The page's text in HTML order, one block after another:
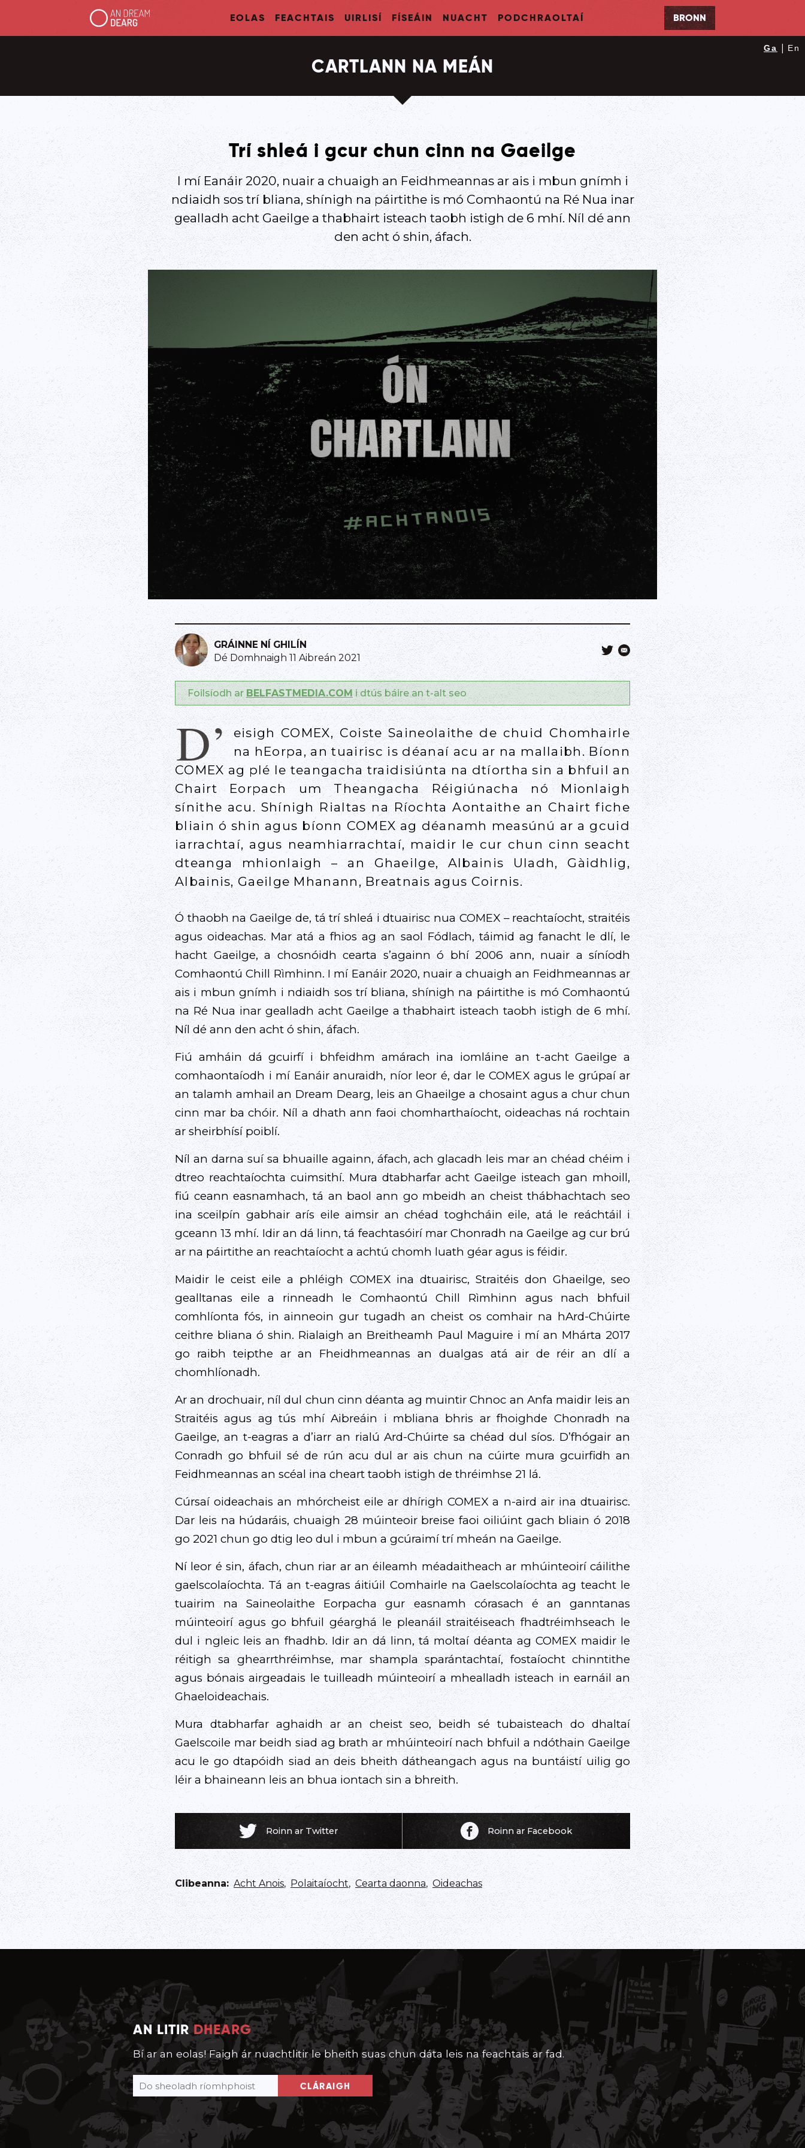
EOLAS FEACHTAIS UIRLISÍ FÍSEÁIN NUACHT PODCHRAOLTAÍ BRONN
CARTLANN NA MEÁN
Trí shleá i gcur chun cinn na Gaeilge
I mí Eanáir 2020, nuair a chuaigh an Feidhmeannas ar ais i mbun gnímh i
ndiaidh sos trí bliana, shínigh na páirtithe is mó Comhaontú na Ré Nua inar
gealladh acht Gaeilge a thabhairt isteach taobh istigh de 6 mhí. Níl dé ann
den acht ó shin, áfach.
GRÁINNE NÍ GHILÍN
Dé Domhnaigh 11 Aibreán 2021
Foilsíodh ar BELFASTMEDIA.COM i dtús báire an t-alt seo
D’
eisigh COMEX, Coiste Saineolaithe de chuid Chomhairle
na hEorpa, an tuairisc is déanaí acu ar na mallaibh. Bíonn
COMEX ag plé le teangacha traidisiúnta na dtíortha sin a bhfuil an
Chairt Eorpach um Theangacha Réigiúnacha nó Mionlaigh
sínithe acu. Shínigh Rialtas na Ríochta Aontaithe an Chairt fiche
bliain ó shin agus bíonn COMEX ag déanamh measúnú ar a gcuid
iarrachtaí, agus neamhiarrachtaí, maidir le cur chun cinn seacht
dteanga mhionlaigh – an Ghaeilge, Albainis Uladh, Gàidhlig,
Albainis, Gaeilge Mhanann, Breatnais agus Coirnis.
Ó thaobh na Gaeilge de, tá trí shleá i dtuairisc nua COMEX – reachtaíocht, straitéis
agus oideachas. Mar atá a fhios ag an saol Fódlach, táimid ag fanacht le dlí, le
hacht Gaeilge, a chosnóidh cearta s’againn ó bhí 2006 ann, nuair a síníodh
Comhaontú Chill Rìmhinn. I mí Eanáir 2020, nuair a chuaigh an Feidhmeannas ar
ais i mbun gnímh i ndiaidh sos trí bliana, shínigh na páirtithe is mó Comhaontú
na Ré Nua inar gealladh acht Gaeilge a thabhairt isteach taobh istigh de 6 mhí.
Níl dé ann den acht ó shin, áfach.
Fiú amháin dá gcuirfí i bhfeidhm amárach ina iomláine an t-acht Gaeilge a
comhaontaíodh i mí Eanáir anuraidh, níor leor é, dar le COMEX agus le grúpaí ar
an talamh amhail an Dream Dearg, leis an Ghaeilge a chosaint agus a chur chun
cinn mar ba chóir. Níl a dhath ann faoi chomharthaíocht, oideachas ná rochtain
ar sheirbhísí poiblí.
Níl an darna suí sa bhuaille againn, áfach, ach glacadh leis mar an chéad chéim i
dtreo reachtaíochta cuimsithí. Mura dtabharfar acht Gaeilge isteach gan mhoill,
fiú ceann easnamhach, tá an baol ann go mbeidh an cheist thábhachtach seo
ina sceilpín gabhair arís eile aimsir an chéad toghcháin eile, atá le reáchtáil i
gceann 13 mhí. Idir an dá linn, tá feachtasóirí mar Chonradh na Gaeilge ag cur brú
ar na páirtithe an reachtaíocht a achtú chomh luath géar agus is féidir.
Maidir le ceist eile a phléigh COMEX ina dtuairisc, Straitéis don Ghaeilge, seo
gealltanas eile a rinneadh le Comhaontú Chill Rìmhinn agus nach bhfuil
comhlíonta fós, in ainneoin gur tugadh an cheist os comhair na hArd-Chúirte
ceithre bliana ó shin. Rialaigh an Breitheamh Paul Maguire i mí an Mhárta 2017
go raibh teipthe ar an Fheidhmeannas an dualgas atá air de réir an dlí a
chomhlíonadh.
Ar an drochuair, níl dul chun cinn déanta ag muintir Chnoc an Anfa maidir leis an
Straitéis agus ag tús mhí Aibreáin i mbliana bhris ar fhoighde Chonradh na
Gaeilge, an t-eagras a d’iarr an rialú Ard-Chúirte sa chéad dul síos. D’fhógair an
Conradh go bhfuil sé de rún acu dul ar ais chun na cúirte mura gcuirfidh an
Feidhmeannas an scéal ina cheart taobh istigh de thréimhse 21 lá.
Cúrsaí oideachais an mhórcheist eile ar dhírigh COMEX a n-aird air ina dtuairisc.
Dar leis na húdaráis, chuaigh 28 múinteoir breise faoi oiliúint gach bliain ó 2018
go 2021 chun go dtig leo dul i mbun a gcúraimí trí mheán na Gaeilge.
Ní leor é sin, áfach, chun riar ar an éileamh méadaitheach ar mhúinteoirí cáilithe
gaelscolaíochta. Tá an t-eagras áitiúil Comhairle na Gaelscolaíochta ag teacht le
tuairim na Saineolaithe Eorpacha gur easnamh córasach é an ganntanas
múinteoirí agus go bhfuil géarghá le pleanáil straitéiseach fhadtréimhseach le
dul i ngleic leis an fhadhb. Idir an dá linn, tá moltaí déanta ag COMEX maidir le
réitigh sa ghearrthréimhse, mar shampla sparántachtaí, fostaíocht chinntithe
agus bónais airgeadais le tuilleadh múinteoirí a mhealladh isteach in earnáil an
Ghaeloideachais.
Mura dtabharfar aghaidh ar an cheist seo, beidh sé tubaisteach do dhaltaí
Gaelscoile mar beidh siad ag brath ar mhúinteoirí nach bhfuil a ndóthain Gaeilge
acu le go dtapóidh siad an deis bheith dátheangach agus na buntáistí uilig go
léir a bhaineann leis an bhua iontach sin a bhreith.
Roinn ar Twitter Roinn ar Facebook
Clibeanna: Acht Anois, Polaitaíocht, Cearta daonna, Oideachas
AN LITIR DHEARG
Bí ar an eolas! Faigh ár nuachtlitir le bheith suas chun dáta leis na feachtais ar fad.
CLÁRAIGH
Ga En